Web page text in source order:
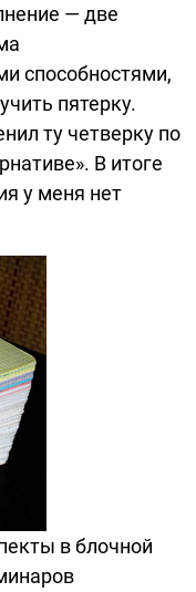
— две
способностями,
пятерку.
ту четверку по
В итоге
у меня нет
в блочной